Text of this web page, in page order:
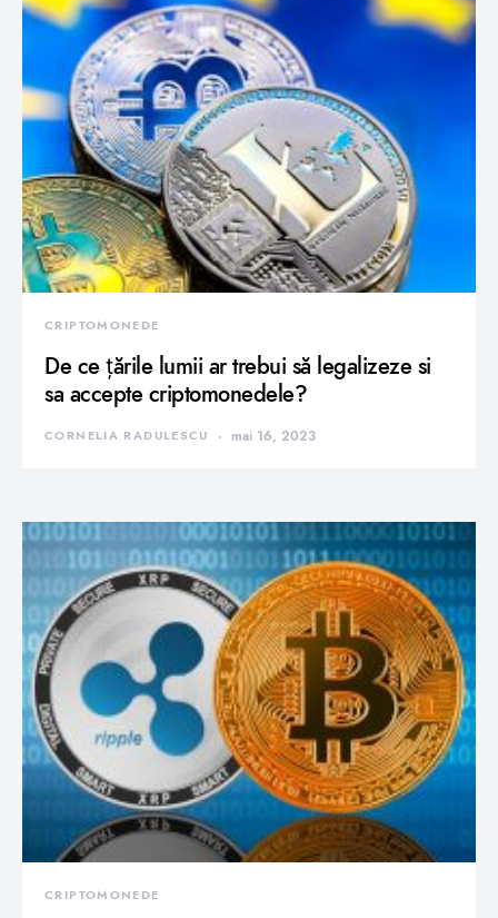
CRIPTOMONEDE
De ce țările lumii ar trebui să legalizeze si
sa accepte criptomonedele?
CORNELIA RADULESCU mai 16, 2023
CRIPTOMONEDE